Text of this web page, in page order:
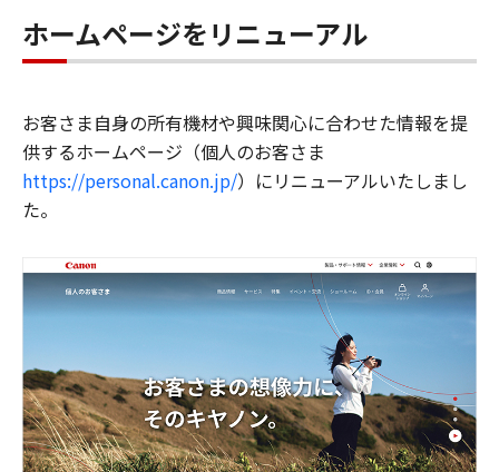
ホームページをリニューアル
お客さま自身の所有機材や興味関心に合わせた情報を提
供するホームページ（個人のお客さま
https://personal.canon.jp/）にリニューアルいたしまし
た。